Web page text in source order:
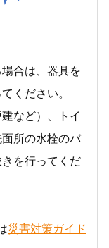
合は、器具を
ください。
など）、トイ
所の水栓のバ
を行ってくだ
災害対策ガイド